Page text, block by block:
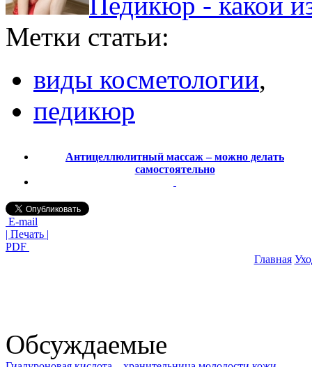
Метки статьи:
виды косметологии,
педикюр
Антицеллюлитный массаж – можно делать
самостоятельно
E-mail
| Печать |
PDF
Главная
Обсуждаемые